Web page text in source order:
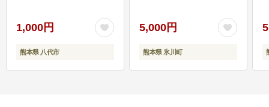
1,000円
熊本県 八代市
5,000円
熊本県 氷川町